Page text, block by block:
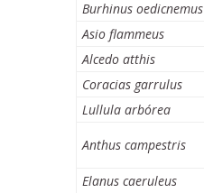
Burhinus oedicnemus
Asio flammeus
Alcedo atthis
Coracias garrulus
Lullula arbórea
Anthus campestris
Elanus caeruleus